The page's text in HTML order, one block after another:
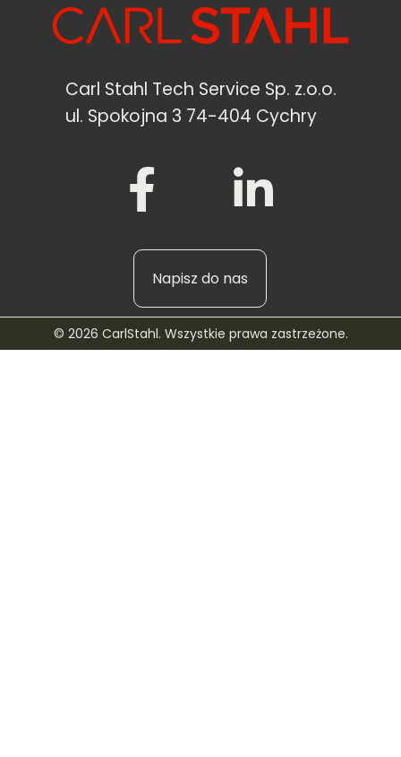
Carl Stahl Tech Service Sp. z.o.o.
ul. Spokojna 3 74-404 Cychry
Napisz do nas
© 2026 CarlStahl. Wszystkie prawa zastrzeżone.